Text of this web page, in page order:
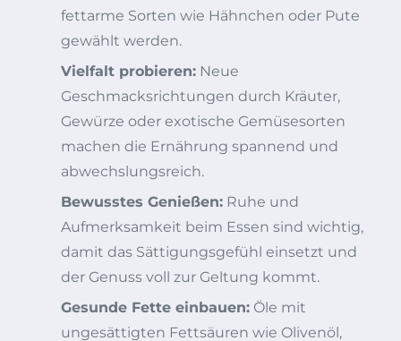
fettarme Sorten wie Hähnchen oder Pute
gewählt werden.
Vielfalt probieren: Neue
Geschmacksrichtungen durch Kräuter,
Gewürze oder exotische Gemüsesorten
machen die Ernährung spannend und
abwechslungsreich.
Bewusstes Genießen: Ruhe und
Aufmerksamkeit beim Essen sind wichtig,
damit das Sättigungsgefühl einsetzt und
der Genuss voll zur Geltung kommt.
Gesunde Fette einbauen: Öle mit
ungesättigten Fettsäuren wie Olivenöl,